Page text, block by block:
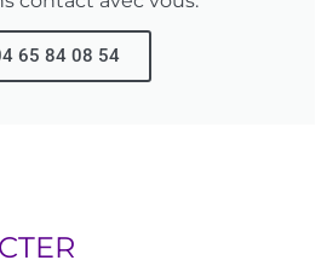
65 84 08 54